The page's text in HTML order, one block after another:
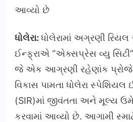
આવ્યો છે
ધોલેરા: ધોલેરામાં અગ્રણી
ઈન્ફ્રાએ “એક્સપ્રેસ વ્યુ
જે એક આગ્રણી રહેણાંક
વિકાસ પામતા ધોલેરા
(SIR)માં જીવંતતા અને મૂલ્ય
કરવામાં આવ્યો છે. આગામી